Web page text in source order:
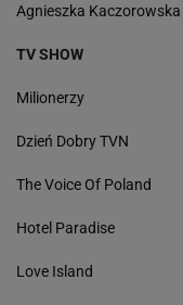
Agnieszka Kaczorowska
TV SHOW
Milionerzy
Dzień Dobry TVN
The Voice Of Poland
Hotel Paradise
Love Island